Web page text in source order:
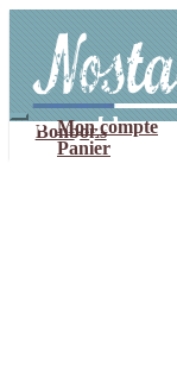
navigation
contenu
Mon compte
Panier
Bonbons